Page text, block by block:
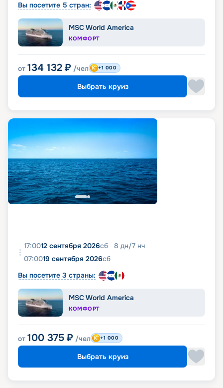
Вы посетите 5 стран:
MSC World America
КОМФОРТ
от 134 132 ₽ /чел +1 000
Выбрать круиз
17:0012 сентября 2026сб 8 дн/7 нч
07:0019 сентября 2026сб
Вы посетите 3 страны:
MSC World America
КОМФОРТ
от 100 375 ₽ /чел +1 000
Выбрать круиз